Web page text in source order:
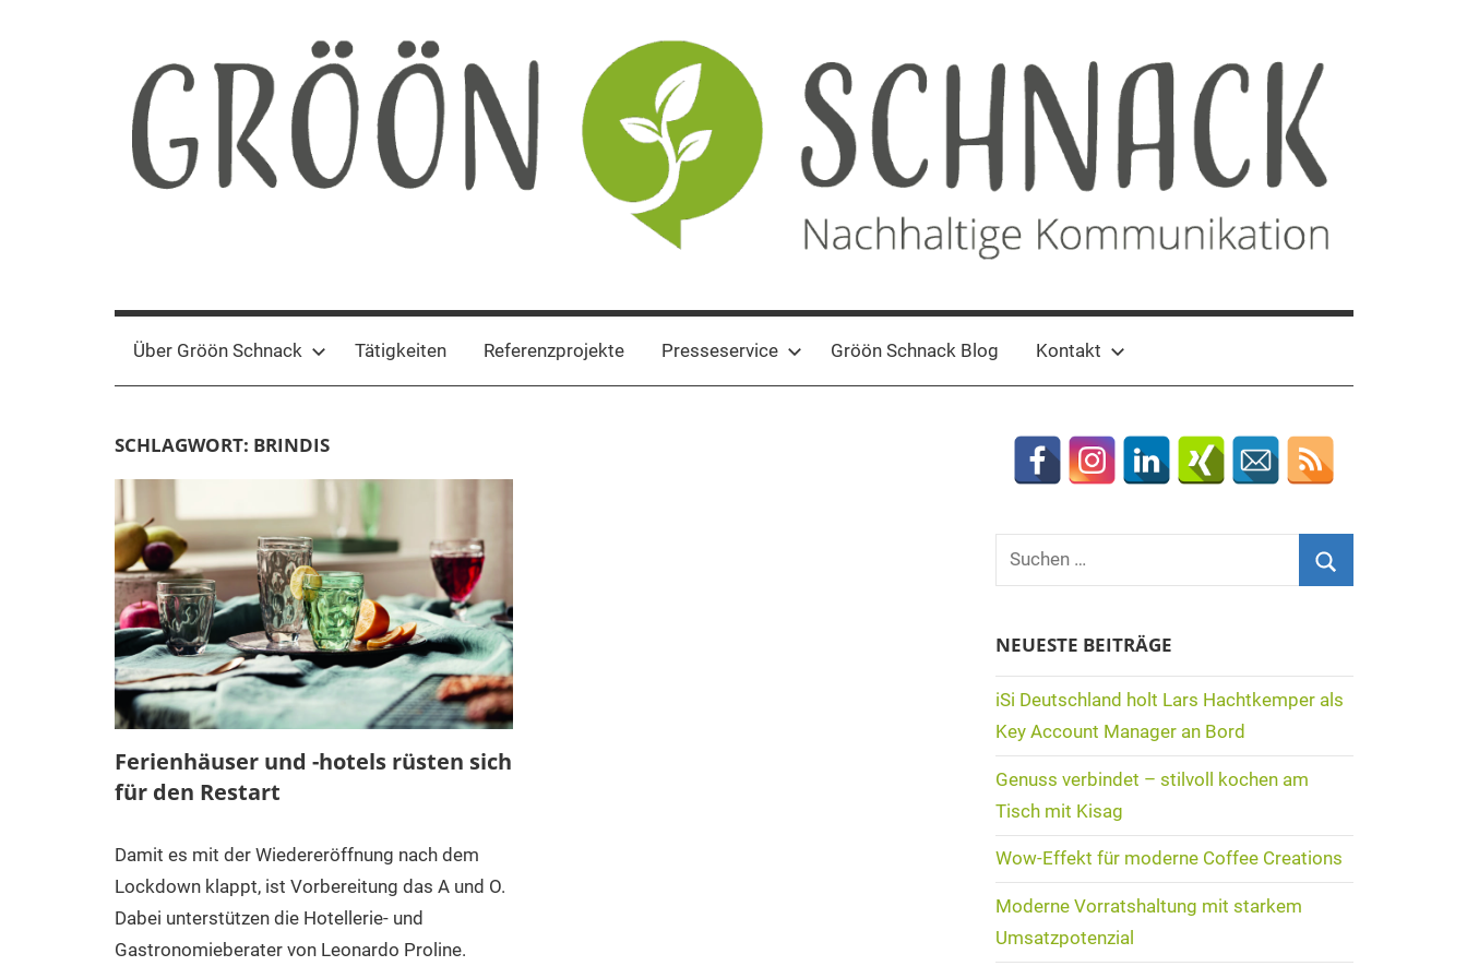
Gröön
Schnack
Kommunikation
Über Gröön Schnack Tätigkeiten Referenzprojekte Presseservice Gröön Schnack Blog Kontakt
SCHLAGWORT: BRINDIS
Ferienhäuser und -hotels rüsten sich
für den Restart
Damit es mit der Wiedereröffnung nach dem
Lockdown klappt, ist Vorbereitung das A und O.
Dabei unterstützen die Hotellerie- und
Gastronomieberater von Leonardo Proline.
Suchen
NEUESTE BEITRÄGE
iSi Deutschland holt Lars Hachtkemper als
Key Account Manager an Bord
Genuss verbindet – stilvoll kochen am
Tisch mit Kisag
Wow-Effekt für moderne Coffee Creations
Moderne Vorratshaltung mit starkem
Umsatzpotenzial